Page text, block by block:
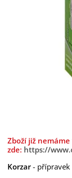
Zboží již
zde: https://
Korzar- přípravek